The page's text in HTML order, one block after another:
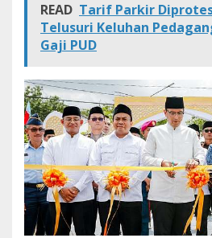
READ Tarif Parkir
Telusuri Keluhan
Gaji PUD